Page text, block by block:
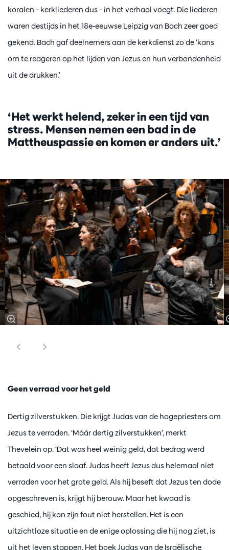
koralen – kerkliederen dus – in het verhaal voegt. Die liederen
waren destijds in het 18e-eeuwse Leipzig van Bach zeer goed
gekend. Bach gaf deelnemers aan de kerkdienst zo de ‘kans
om te reageren op het lijden van Jezus en hun verbondenheid
uit de drukken.’
‘Het werkt helend, zeker in een tijd van
stress. Mensen nemen een bad in de
Mattheuspassie en komen er anders uit.’
Passer
Geen verraad voor het geld
Dertig zilverstukken. Die krijgt Judas van de hogepriesters om
Jezus te verraden. ‘Máár dertig zilverstukken’, merkt
Thevelein op. ‘Dat was heel weinig geld, dat bedrag werd
betaald voor een slaaf. Judas heeft Jezus dus helemaal niet
verraden voor het grote geld. Als hij beseft dat Jezus ten dode
opgeschreven is, krijgt hij berouw. Maar het kwaad is
geschied, hij kan zijn fout niet herstellen. Het is een
uitzichtloze situatie en de enige oplossing die hij nog ziet, is
uit het leven stappen. Het boek Judas van de Israëlische